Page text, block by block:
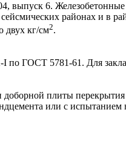
6.
районах и в
двух кг/см2.
ГОСТ 5781-61. Для
плиты
или с испытанием